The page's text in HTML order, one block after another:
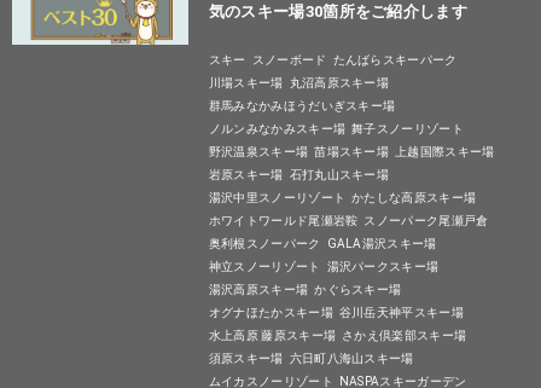
気のスキー場30箇所をご紹介します
スキー スノーボード
たんばらスキーパーク
川場スキー場
丸沼高原スキー場
群馬みなかみほうだいぎスキー場
ノルンみなかみスキー場 舞子スノーリゾート
野沢温泉スキー場 苗場スキー場
上越国際スキー場
岩原スキー場 石打丸山スキー場
湯沢中里スノーリゾート
かたしな高原スキー場
ホワイトワールド尾瀬岩鞍 スノーパーク尾瀬戸倉
奥利根スノーパーク
GALA湯沢スキー場
神立スノーリゾート
湯沢パークスキー場
湯沢高原スキー場 かぐらスキー場
オグナほたかスキー場 谷川岳天神平スキー場
水上高原 藤原スキー場 さかえ倶楽部スキー場
須原スキー場 六日町八海山スキー場
ムイカスノーリゾート
NASPAスキーガーデン